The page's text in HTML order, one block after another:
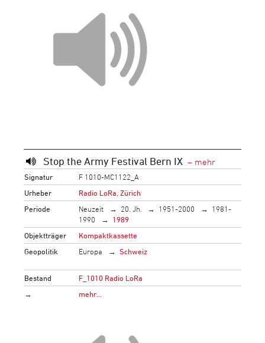
Stop the Army Festival Bern IX
Signatur
F 1010-MC1122_A
Urheber
Radio LoRa, Zürich
Periode
Neuzeit 20. Jh. 1951-2000
1981-
1990
1989
Objektträger
Kompaktkassette
Geopolitik
Europa Schweiz
Bestand
F_1010 Radio LoRa
→
mehr…